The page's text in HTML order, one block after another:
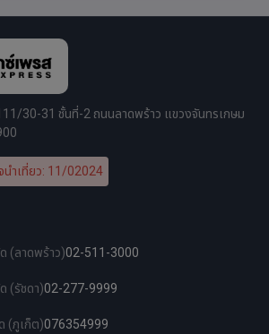
30-31 ชั้นที่-2 ถนนลาดพร้าว แขวงจันทรเกษม
นำเที่ยว: 11/02024
(ลาดพร้าว)02-511-3000
(รัชดา)02-277-9999
(ภูเก็ต)076354999